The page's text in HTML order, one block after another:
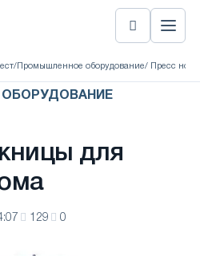
/ Промышленное оборудование/ Пресс
для
129 0